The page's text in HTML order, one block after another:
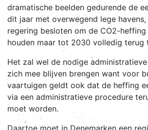
dramatische beelden gedurende de
dit jaar met overwegend lege
regering besloten om de CO2-
houden maar tot 2030 volledig terug
Het zal wel de nodige
zich mee blijven brengen want voor
vaartuigen geldt ook dat de heffing
via een administratieve procedure
moet worden.